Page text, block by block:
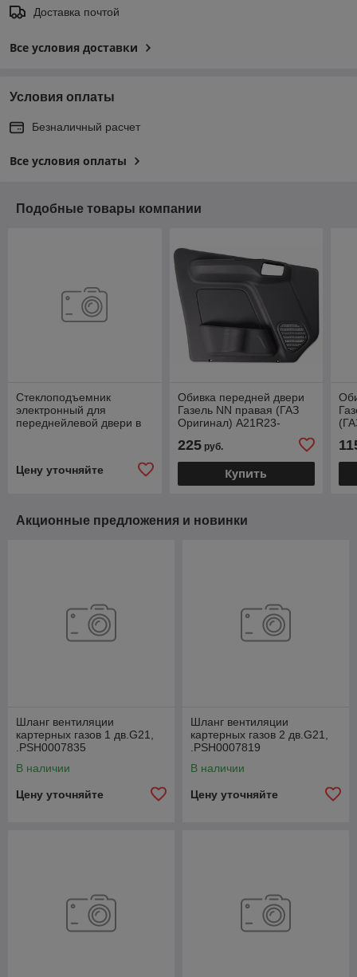
Доставка почтой
Все условия доставки
Условия оплаты
Безналичный расчет
Все условия оплаты
Подобные товары компании
Стеклоподъемник
электронный для
переднейлевой двери в
Цену уточняйте
Обивка передней двери
Газель NN правая (ГАЗ
Оригинал) А21R23-
225руб.
Купить
Акционные предложения и новинки
Шланг вентиляции
картерных газов 1 дв.G21,
.РSН0007835
В наличии
Цену уточняйте
Шланг вентиляции
картерных газов 2 дв.G21,
.РSН0007819
В наличии
Цену уточняйте